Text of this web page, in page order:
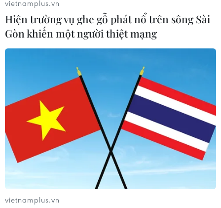
vietnamplus.vn
Hiện trường vụ ghe gỗ phát nổ trên sông Sài
Gòn khiến một người thiệt mạng
vietnamplus.vn